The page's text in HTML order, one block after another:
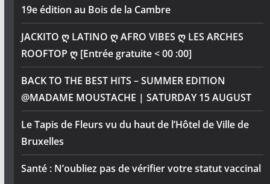
19e édition au Bois de la Cambre
JACKITO ღ LATINO ღ AFRO VIBES ღ LES ARCHES
ROOFTOP ღ [Entrée gratuite < 00 :00]
BACK TO THE BEST HITS – SUMMER EDITION
@MADAME MOUSTACHE | SATURDAY 15 AUGUST
Le Tapis de Fleurs vu du haut de l’Hôtel de Ville de
Bruxelles
Santé : N’oubliez pas de vérifier votre statut vaccinal